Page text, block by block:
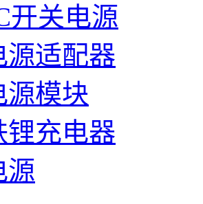
开关电源
源适配器
源模块
锂充电器
源